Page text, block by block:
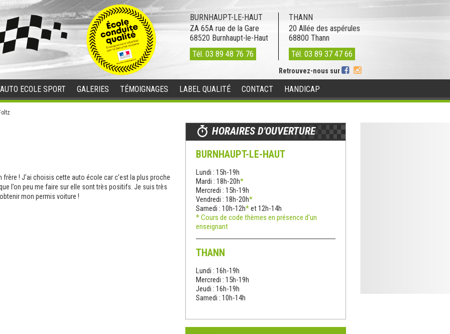
BURNHAUPT-LE-HAUT
ZA 65A rue de la Gare
68520 Burnhaupt-le-Haut
Tél. 03 89 48 76 76
THANN
20 Allée des aspérules
68800 Thann
Tél. 03 89 37 47 66
Retrouvez-nous sur
ECOLE SPORT GALERIES TÉMOIGNAGES LABEL QUALITÉ CONTACT HANDICAP
frère ! J’ai choisis cette auto école car c’est la plus proche
l’on peu me faire sur elle sont très positifs. Je suis très
mon permis voiture !
HORAIRES D'OUVERTURE
BURNHAUPT-LE-HAUT
Lundi : 15h-19h
Mardi : 18h-20h*
Mercredi : 15h-19h
Vendredi : 18h-20h*
Samedi : 10h-12h*et 12h-14h
* Cours de code thèmes en présence d'un
enseignant
THANN
Lundi : 16h-19h
Mercredi : 15h-19h
Jeudi : 16h-19h
Samedi : 10h-14h